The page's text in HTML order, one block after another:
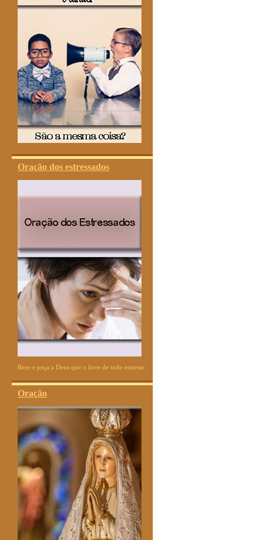
Oração dos estressados
Reze e peça a Deus que o livre de todo estresse
Oração